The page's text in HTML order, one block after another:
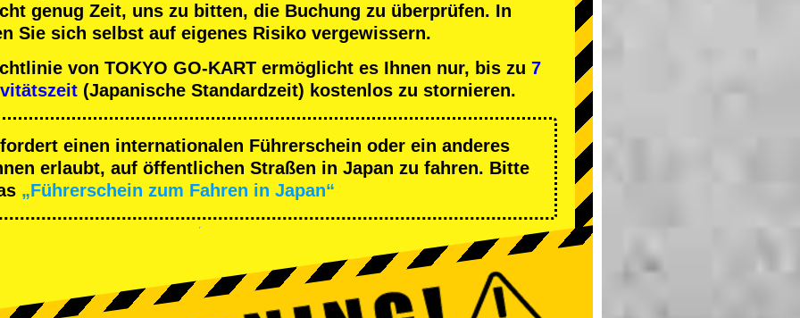
genug Zeit, uns zu bitten, die Buchung zu überprüfen. In
Sie sich selbst auf eigenes Risiko vergewissern.
von TOKYO GO-KART ermöglicht es Ihnen nur, bis zu 7
(Japanische Standardzeit) kostenlos zu stornieren.
einen internationalen Führerschein oder ein anderes
erlaubt, auf öffentlichen Straßen in Japan zu fahren. Bitte
„Führerschein zum Fahren in Japan“